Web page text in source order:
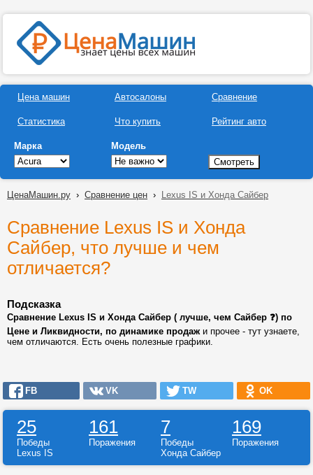
Цена машин
Статистика
Автосалоны
Что купить
Сравнение
Рейтинг авто
Марка Модель
ЦенаМашин.ру › Сравнение цен › Lexus IS и Хонда Сайбер
Сравнение Lexus IS и Хонда
Сайбер, что лучше и чем
отличается?
Подсказка
Сравнение Lexus IS и Хонда Сайбер ( лучше, чем Сайбер ❓) по
Цене и Ликвидности, по динамике продажи прочее - тут узнаете,
чем отличаются. Есть очень полезные графики.
FB VK TW OK
25 161 7 169
Победы Поражения Победы
Поражения
Lexus IS
Хонда Сайбер